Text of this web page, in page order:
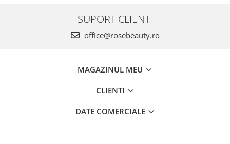
SUPORT CLIENTI
office@rosebeauty.ro
MAGAZINUL MEU
CLIENTI
DATE COMERCIALE